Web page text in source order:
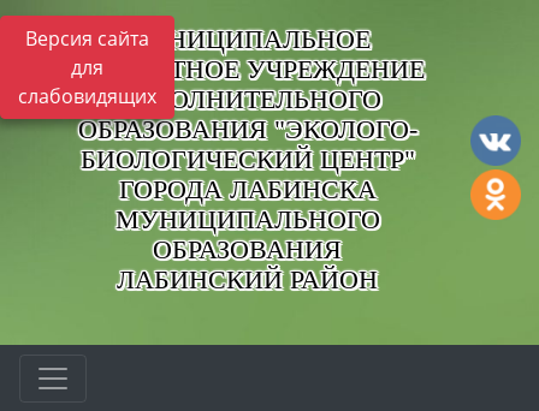
Версия сайта
для
слабовидящих
МУНИЦИПАЛЬНОЕ
БЮДЖЕТНОЕ УЧРЕЖДЕНИЕ
ДОПОЛНИТЕЛЬНОГО
ОБРАЗОВАНИЯ "ЭКОЛОГО-
БИОЛОГИЧЕСКИЙ ЦЕНТР"
ГОРОДА ЛАБИНСКА
МУНИЦИПАЛЬНОГО
ОБРАЗОВАНИЯ
ЛАБИНСКИЙ РАЙОН